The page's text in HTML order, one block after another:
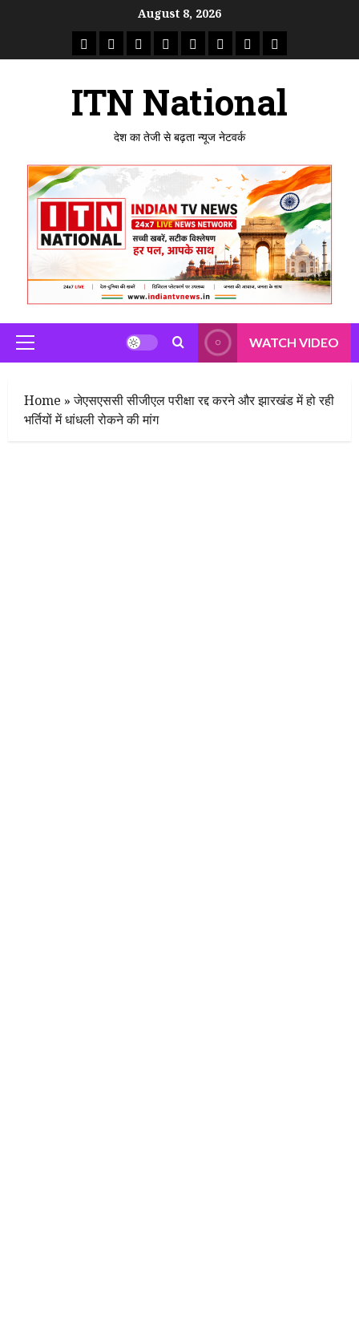
August 8, 2026
राष्ट्रीयताजा
उत्तर
मध्य
राजस्थान
पंजाब गुजरातमहाराष्ट्र
ITN National
देश का तेजी से बढ़ता न्यूज नेटवर्क
Primary
Menu
WATCH VIDEO
Home »जेएसएससी सीजीएल परीक्षा रद्द करने और झारखंड में हो रही
भर्तियों में धांधली रोकने की मांग